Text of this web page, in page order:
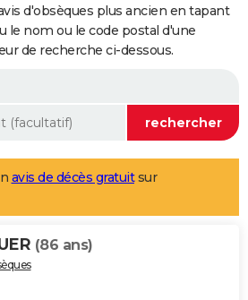
d'obsèques plus ancien en tapant
le nom ou le code postal d'une
de recherche ci-dessous.
avis de décès gratuitsur
(86 ans)